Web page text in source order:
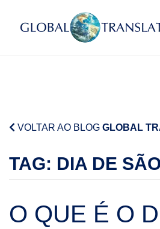
Pular para o conteúdo
VOLTAR AO BLOG GLOBAL
TAG: DIA DE
O QUE É O